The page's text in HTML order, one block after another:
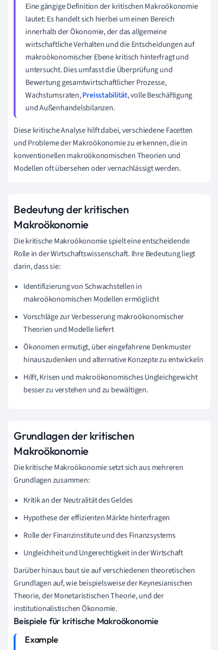
Eine gängige Definition der kritischen Makroökonomie
lautet: Es handelt sich hierbei um einen Bereich
innerhalb der Ökonomie, der das allgemeine
wirtschaftliche Verhalten und die Entscheidungen auf
makroökonomischer Ebene kritisch hinterfragt und
untersucht. Dies umfasst die Überprüfung und
Bewertung gesamtwirtschaftlicher Prozesse,
Wachstumsraten,Preisstabilität, volle Beschäftigung
und Außenhandelsbilanzen.
Diese kritische Analyse hilft dabei, verschiedene Facetten
und Probleme der Makroökonomie zu erkennen, die in
konventionellen makroökonomischen Theorien und
Modellen oft übersehen oder vernachlässigt werden.
Bedeutung der kritischen
Makroökonomie
Die kritische Makroökonomie spielt eine entscheidende
Rolle in der Wirtschaftswissenschaft. Ihre Bedeutung liegt
darin, dass sie:
Identifizierung von Schwachstellen in
makroökonomischen Modellen ermöglicht
Vorschläge zur Verbesserung makroökonomischer
Theorien und Modelle liefert
Ökonomen ermutigt, über eingefahrene Denkmuster
hinauszudenken und alternative Konzepte zu entwickeln
Hilft, Krisen und makroökonomisches Ungleichgewicht
besser zu verstehen und zu bewältigen.
Grundlagen der kritischen
Makroökonomie
Die kritische Makroökonomie setzt sich aus mehreren
Grundlagen zusammen:
Kritik an der Neutralität des Geldes
Hypothese der effizienten Märkte hinterfragen
Rolle der Finanzinstitute und des Finanzsystems
Ungleichheit und Ungerechtigkeit in der Wirtschaft
Darüber hinaus baut sie auf verschiedenen theoretischen
Grundlagen auf, wie beispielsweise der Keynesianischen
Theorie, der Monetaristischen Theorie, und der
institutionalistischen Ökonomie.
Beispiele für kritische Makroökonomie